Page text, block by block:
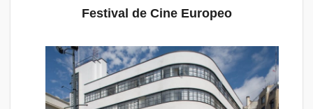
Festival de Cine Europeo